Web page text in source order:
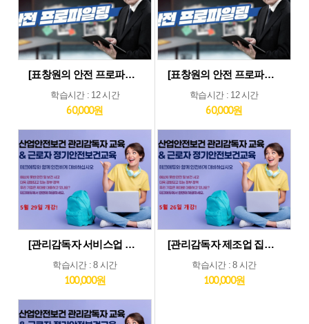
[표창원의 안전 프로파일링] 제조업 현장근로자 정기안전보건교육 (상반기)
학습시간 : 12 시간
60,000원
[표창원의 안전 프로파일링] 기타업 현장근로자 정기안전보건교육 (상반기)
학습시간 : 12 시간
60,000원
[관리감독자 서비스업 및 기타업 집체교육_5월29일] 기타업종 및 서비스업종 관리감독자 집체 교육...5월29일 개강
학습시간 : 8 시간
100,000원
[관리감독자 제조업 집체교육_5월26일] 제조업종 관리감독자 집체 교육...5월26일 개강
학습시간 : 8 시간
100,000원